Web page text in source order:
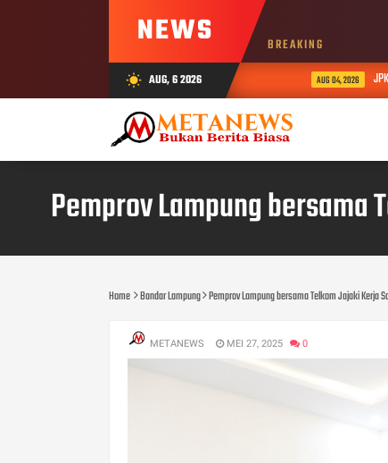
NEWS BREAKING
wb_sunny AUG, 6 2026 AUG 04, 2026 JPKP
Pemprov Lampung
Home Bandar Lampung Pemprov Lampung bersama Telkom Jajaki Kerja
METANEWS MEI 27, 2025 0